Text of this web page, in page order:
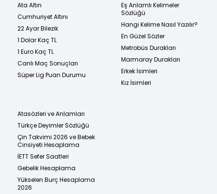
Ata Altın
Cumhuriyet Altını
22 Ayar Bilezik
1 Dolar Kaç TL
1 Euro Kaç TL
Canlı Maç Sonuçları
Süper Lig Puan Durumu
Eş Anlamlı Kelimeler
Sözlüğü
Hangi Kelime Nasıl Yazılır?
En Güzel Sözler
Metrobüs Durakları
Marmaray Durakları
Erkek İsimleri
Kız İsimleri
Atasözleri ve Anlamları
Türkçe Deyimler Sözlüğü
Çin Takvimi 2026 ve Bebek
Cinsiyeti Hesaplama
İETT Sefer Saatleri
Gebelik Hesaplama
Yükselen Burç Hesaplama
2026